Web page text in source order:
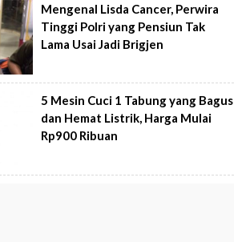
Mengenal Lisda Cancer, Perwira
Tinggi Polri yang Pensiun Tak
Lama Usai Jadi Brigjen
5 Mesin Cuci 1 Tabung yang Bagus
dan Hemat Listrik, Harga Mulai
Rp900 Ribuan